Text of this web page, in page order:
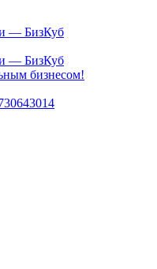
— БизКуб
— БизКуб
бизнесом!